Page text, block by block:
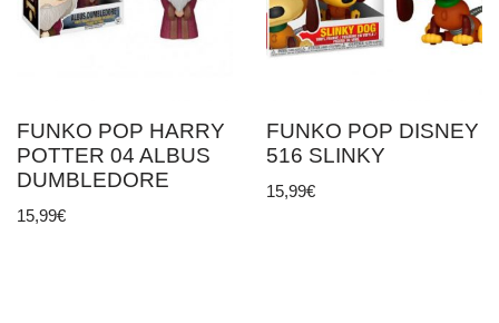
FUNKO POP HARRY
POTTER 04 ALBUS
DUMBLEDORE
15,99€
FUNKO POP DISNEY
516 SLINKY
15,99€